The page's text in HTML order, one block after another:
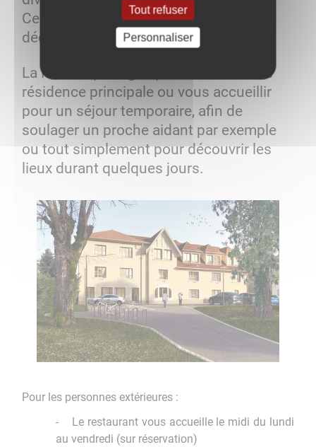
Certains de ces services sont
déductibles des impôts.
La Maison partagée peut devenir votre
résidence principale ou vous accueillir
pour un séjour temporaire, afin de
soulager un proche aidant par exemple
ou tout simplement pour découvrir les
lieux durant quelques jours.
Pour les personnes extérieures :
-
Le restaurant vous accueille le midi du lundi
au vendredi (sur réservation)
Tout refuser
Personnaliser